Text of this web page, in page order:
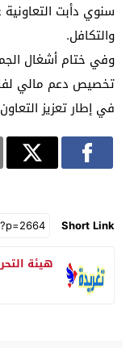
سنوي دأبت
والتكافل.
وفي ختام أشغال
تخصيص دعم مالي
في إطار تعزيز
Short Link
هيئة